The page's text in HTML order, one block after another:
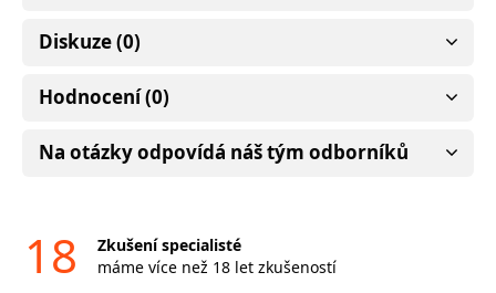
Diskuze (0)
Hodnocení (0)
Na otázky odpovídá náš tým odborníků
18
Zkušení specialisté
máme více než 18 let zkušeností